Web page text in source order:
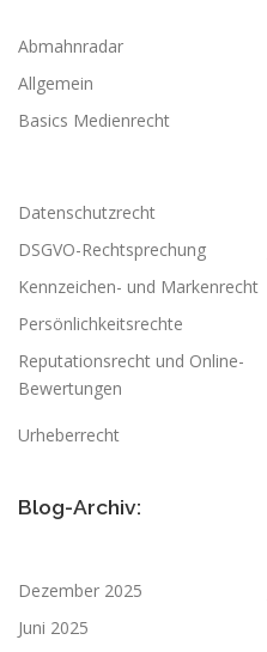
Abmahnradar
Allgemein
Basics Medienrecht
Datenschutzrecht
DSGVO-Rechtsprechung
Kennzeichen- und Markenrecht
Persönlichkeitsrechte
Reputationsrecht und Online-
Bewertungen
Urheberrecht
Blog-Archiv:
Dezember 2025
Juni 2025